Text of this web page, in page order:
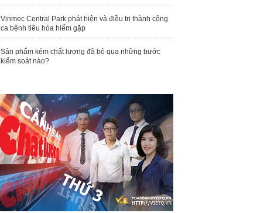
Vinmec Central Park phát hiện và điều trị thành công
ca bệnh tiêu hóa hiếm gặp
Sản phẩm kém chất lượng đã bỏ qua những bước
kiểm soát nào?